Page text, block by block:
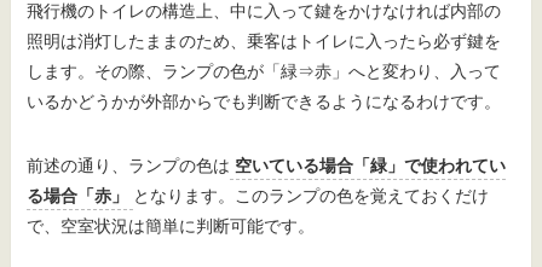
飛行機のトイレの構造上、中に入って鍵をかけなければ内部の
照明は消灯したままのため、乗客はトイレに入ったら必ず鍵を
します。その際、ランプの色が「緑⇒赤」へと変わり、入って
いるかどうかが外部からでも判断できるようになるわけです。
前述の通り、ランプの色は 空いている場合「緑」で使われてい
る場合「赤」
となります。このランプの色を覚えておくだけ
で、空室状況は簡単に判断可能です。